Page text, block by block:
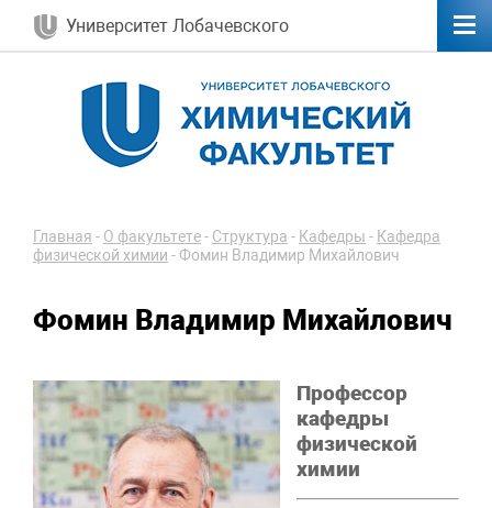
Университет Лобачевского
Главная - О факультете- Структура - Кафедры - Кафедра
физической химии -Фомин Владимир Михайлович
Фомин Владимир Михайлович
Профессор
кафедры
физической
химии